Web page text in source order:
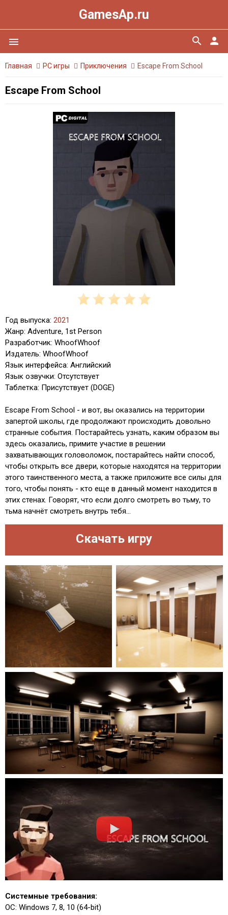
GamesAp.ru
menu person
search
Главная PC игры Приключения Escape From School
Escape From School
Год выпуска: 2021
Жанр: Adventure, 1st Person
Разработчик: WhoofWhoof
Издатель: WhoofWhoof
Язык интерфейса: Английский
Язык озвучки: Отсутствует
Таблетка: Присутствует (DOGE)
Escape From School - и вот, вы оказались на территории
запертой школы, где продолжают происходить довольно
странные события. Постарайтесь узнать, каким образом вы
здесь оказались, примите участие в решении
захватывающих головоломок, постарайтесь найти способ,
чтобы открыть все двери, которые находятся на территории
этого таинственного места, а также приложите все силы для
того, чтобы понять - кто еще в данный момент находится в
этих стенах. Говорят, что если долго смотреть во тьму, то
тьма начнёт смотреть внутрь тебя...
Скачать игру
Системные требования:
ОС: Windows 7, 8, 10 (64-bit)